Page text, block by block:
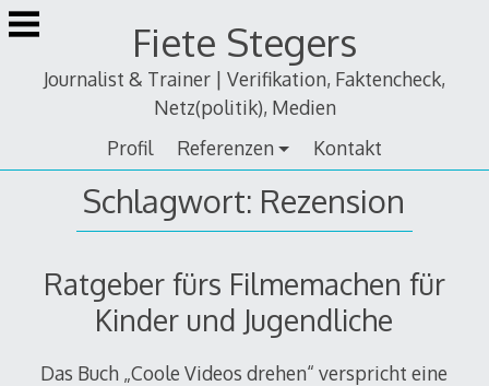
Zum
Inhalt
Fiete Stegers
Journalist & Trainer | Verifikation, Faktencheck,
Netz(politik), Medien
Profil
Referenzen Kontakt
Schlagwort: Rezension
Ratgeber fürs Filmemachen für
Kinder und Jugendliche
Das Buch „Coole Videos drehen“ verspricht eine